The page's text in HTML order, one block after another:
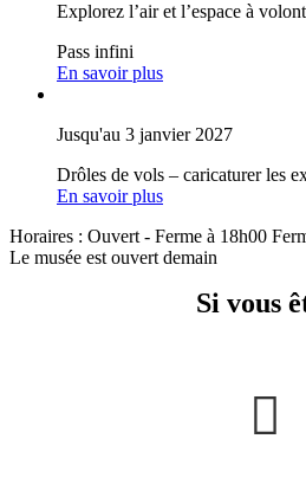
Explorez l’air et l’espace à
Pass infini
En savoir plus
Jusqu'au 3 janvier 2027
Drôles de vols – caricaturer les
En savoir plus
Horaires : Ouvert- Ferme à 18h00
Le musée est ouvert demain
Si vous